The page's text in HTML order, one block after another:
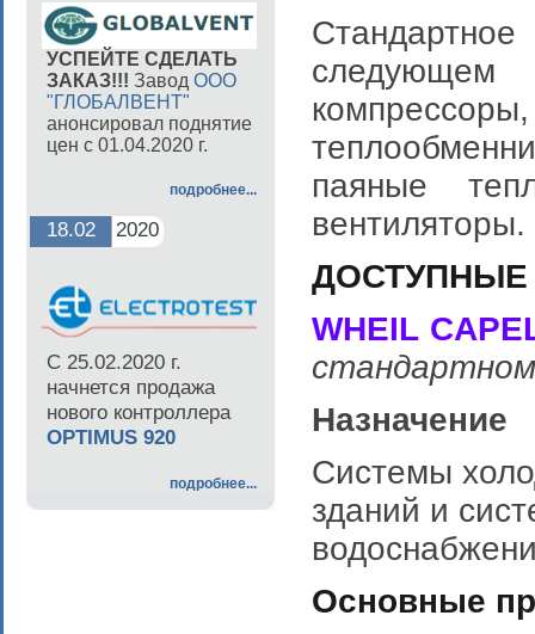
следующем
паяные
вентиляторы.
WHEIL
Назначение
Системы
зданий и
Основные
УСПЕЙТЕ СДЕЛАТЬ
ЗАКАЗ!!! Завод ООО
"ГЛОБАЛВЕНТ"
анонсировал поднятие
цен с 01.04.2020 г.
подробнее...
18.02 2020
С 25.02.2020 г.
начнется продажа
нового контроллера
OPTIMUS 920
подробнее...